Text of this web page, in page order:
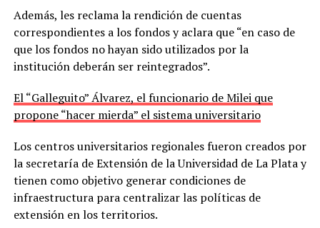
Además, les reclama la rendición de cuentas
correspondientes a los fondos y aclara que “en caso de
que los fondos no hayan sido utilizados por la
institución deberán ser reintegrados”.
El “Galleguito” Álvarez, el funcionario de Milei que
propone “hacer mierda” el sistema universitario
Los centros universitarios regionales fueron creados por
la secretaría de Extensión de la Universidad de La Plata y
tienen como objetivo generar condiciones de
infraestructura para centralizar las políticas de
extensión en los territorios.